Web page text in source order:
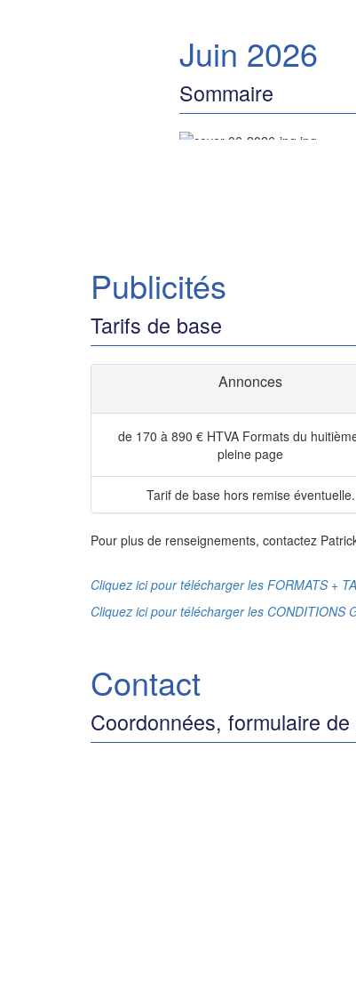
Publicités
Tarifs de base
Annonces
de 170 à 890 € HTVA Formats du
pleine page
Tarif de base hors remise éventuelle.
Pour plus de renseignements, contactez
Cliquez ici pour télécharger les FORMATS +
Cliquez ici pour télécharger les CONDITIONS
Contact
Coordonnées, formulaire